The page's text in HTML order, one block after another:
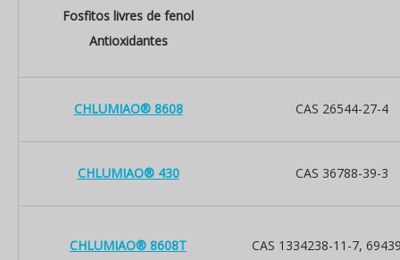
Fosfitos livres de fenol
Antioxidantes
CHLUMIAO® 8608 CAS 26544-27-4
CHLUMIAO® 430 CAS 36788-39-3
CHLUMIAO® 8608T CAS 1334238-11-7,